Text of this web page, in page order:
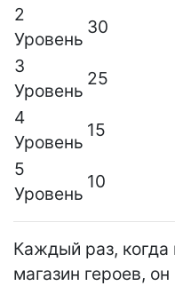
2
Уровень
30
3
Уровень
25
4
Уровень
15
5
Уровень
10
Каждый раз, когда
магазин героев,